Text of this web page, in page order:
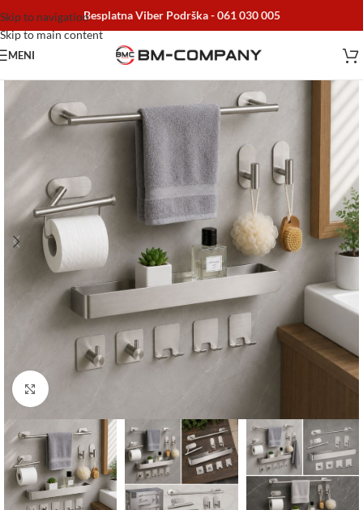
Skip to navigation
Skip to main content
Besplatna Viber Podrška -061 030 005
MENI
Click to enlarge